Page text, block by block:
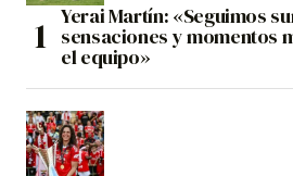
Yerai Martín: «Seguimos
sensaciones y momentos
el equipo»